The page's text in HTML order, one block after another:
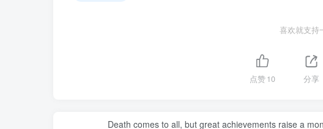
喜欢就支持
点赞10 分享
Death comes to all, but great achievements raise a